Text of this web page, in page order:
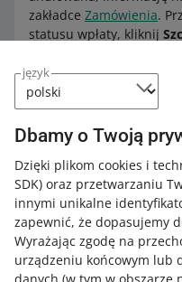
język
Dbamy o Twoją
Dzięki plikom cookies i
SDK) oraz przetwarzaniu
innymi unikalne
zapewnić, że dopasujemy
Wyrażając zgodę na
urządzeniu końcowym lub
zakładce Zamówienia.
statusu wpłaty, kliknij
Dane z formularza
przez około 60 dni. Po
Najczęściej
Dotarły do mnie dwa
na który wysłać towar?
Kupujący może podać w
Jak sprawdzę, jaki